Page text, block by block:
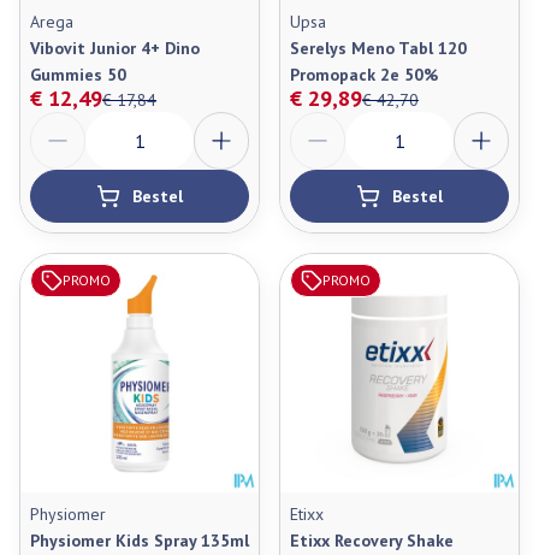
Arega
Vibovit Junior 4+ Dino
Gummies 50
€ 17,84
€ 12,49
Bestel
Upsa
Serelys Meno Tabl 120
Promopack 2e 50%
€ 42,70
€ 29,89
Bestel
PROMO
Physiomer
Physiomer Kids Spray 135ml
PROMO
Etixx
Etixx Recovery Shake